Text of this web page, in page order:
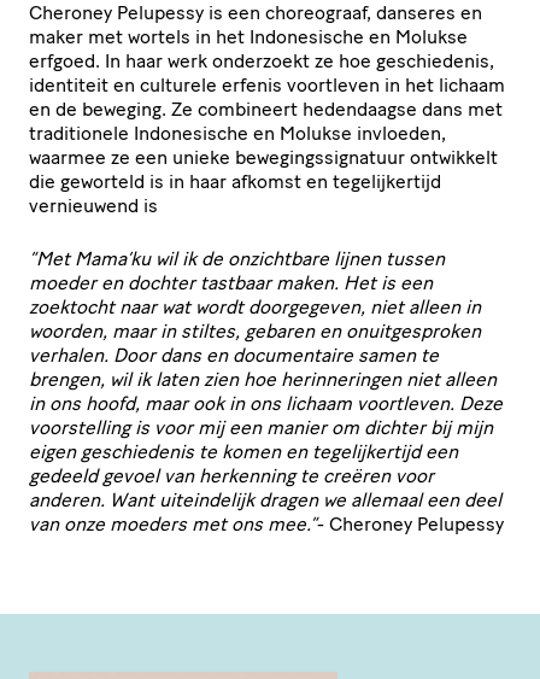
Cheroney Pelupessy is een choreograaf, danseres en
maker met wortels in het Indo­ne­si­sche en Molukse
erfgoed. In haar werk onderzoekt ze hoe geschie­denis,
identiteit en culturele erfenis voortleven in het lichaam
en de beweging. Ze combineert hedendaagse dans met
tradi­ti­o­nele Indo­ne­si­sche en Molukse invloeden,
waarmee ze een unieke bewe­gings­sig­na­tuur ontwikkelt
die geworteld is in haar afkomst en tege­lij­ker­tijd
vernieuwend is
“Met Mama’ku wil ik de onzichtbare lijnen tussen
moeder en dochter tastbaar maken. Het is een
zoektocht naar wat wordt doorgegeven, niet alleen in
woorden, maar in stiltes, gebaren en onuit­ge­sproken
verhalen. Door dans en docu­men­taire samen te
brengen, wil ik laten zien hoe herin­ne­ringen niet alleen
in ons hoofd, maar ook in ons lichaam voortleven. Deze
voor­stel­ling is voor mij een manier om dichter bij mijn
eigen geschie­denis te komen en tege­lij­ker­tijd een
gedeeld gevoel van herkenning te creëren voor
anderen. Want uitein­de­lijk dragen we allemaal een deel
van onze moeders met ons mee.”- Cheroney Pelupessy